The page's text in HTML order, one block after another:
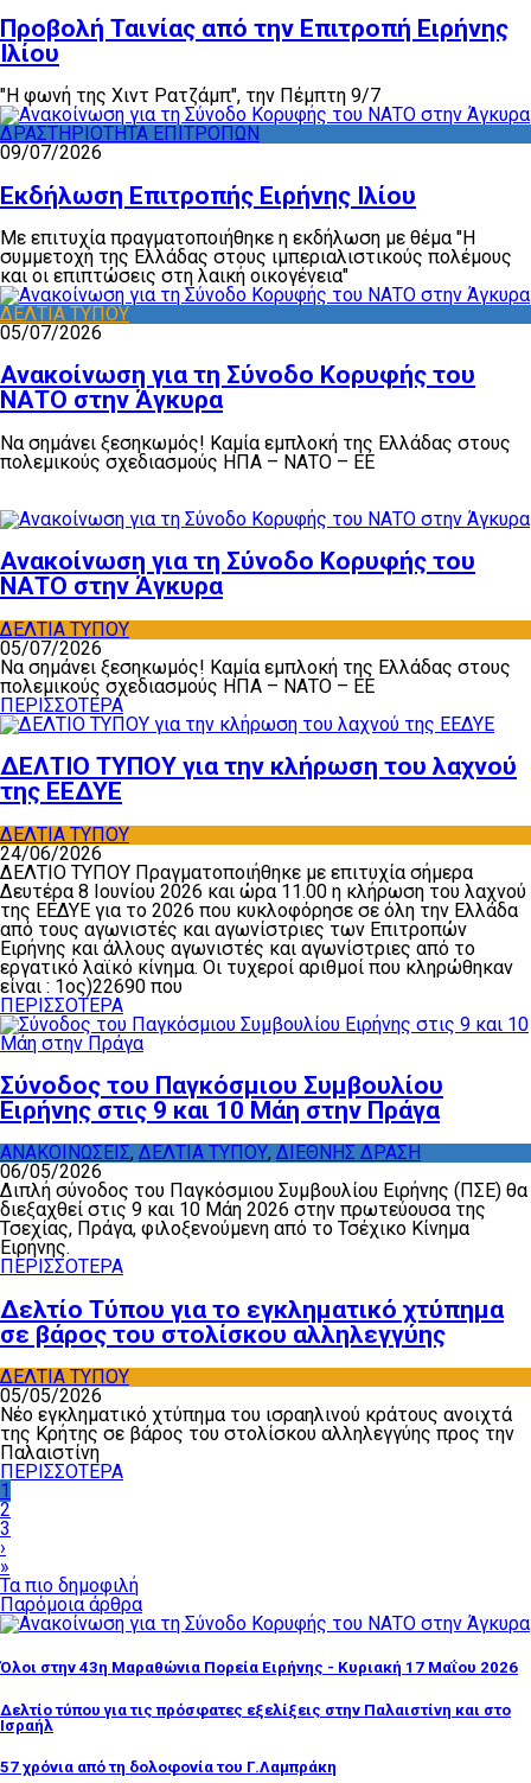
Προβολή Ταινίας από την Επιτροπή Ειρήνης
Ιλίου
"Η φωνή της Χιντ Ρατζάμπ", την Πέμπτη 9/7
ΔΡΑΣΤΗΡΙΟΤΗΤΑ ΕΠΙΤΡΟΠΩΝ
09/07/2026
Εκδήλωση Επιτροπής Ειρήνης Ιλίου
Με επιτυχία πραγματοποιήθηκε η εκδήλωση με θέμα "Η
συμμετοχή της Ελλάδας στους ιμπεριαλιστικούς πολέμους
και οι επιπτώσεις στη λαική οικογένεια"
ΔΕΛΤΙΑ ΤΥΠΟΥ
05/07/2026
Ανακοίνωση για τη Σύνοδο Κορυφής του
ΝΑΤΟ στην Άγκυρα
Να σημάνει ξεσηκωμός! Καμία εμπλοκή της Ελλάδας στους
πολεμικούς σχεδιασμούς ΗΠΑ – ΝΑΤΟ – ΕΕ
Ανακοίνωση για τη Σύνοδο Κορυφής του
ΝΑΤΟ στην Άγκυρα
ΔΕΛΤΙΑ ΤΥΠΟΥ
05/07/2026
Να σημάνει ξεσηκωμός! Καμία εμπλοκή της Ελλάδας στους
πολεμικούς σχεδιασμούς ΗΠΑ – ΝΑΤΟ – ΕΕ
ΠΕΡΙΣΣΟΤΕΡΑ
ΔΕΛΤΙΟ ΤΥΠΟΥ για την κλήρωση του λαχνού
της ΕΕΔΥΕ
ΔΕΛΤΙΑ ΤΥΠΟΥ
24/06/2026
ΔΕΛΤΙΟ ΤΥΠΟΥ Πραγματοποιήθηκε με επιτυχία σήμερα
Δευτέρα 8 Ιουνίου 2026 και ώρα 11.00 η κλήρωση του λαχνού
της ΕΕΔΥΕ για το 2026 που κυκλοφόρησε σε όλη την Ελλάδα
από τους αγωνιστές και αγωνίστριες των Επιτροπών
Ειρήνης και άλλους αγωνιστές και αγωνίστριες από το
εργατικό λαϊκό κίνημα. Οι τυχεροί αριθμοί που κληρώθηκαν
είναι : 1ος)22690 που
ΠΕΡΙΣΣΟΤΕΡΑ
Σύνοδος του Παγκόσμιου Συμβουλίου
Ειρήνης στις 9 και 10 Μάη στην Πράγα
ΑΝΑΚΟΙΝΩΣΕΙΣ, ΔΕΛΤΙΑ ΤΥΠΟΥ, ΔΙΕΘΝΗΣ ΔΡΑΣΗ
06/05/2026
Διπλή σύνοδος του Παγκόσμιου Συμβουλίου Ειρήνης (ΠΣΕ) θα
διεξαχθεί στις 9 και 10 Μάη 2026 στην πρωτεύουσα της
Τσεχίας, Πράγα, φιλοξενούμενη από το Τσέχικο Κίνημα
Ειρήνης.
ΠΕΡΙΣΣΟΤΕΡΑ
Δελτίο Τύπου για το εγκληματικό χτύπημα
σε βάρος του στολίσκου αλληλεγγύης
ΔΕΛΤΙΑ ΤΥΠΟΥ
05/05/2026
Νέο εγκληματικό χτύπημα του ισραηλινού κράτους ανοιχτά
της Κρήτης σε βάρος του στολίσκου αλληλεγγύης προς την
Παλαιστίνη
ΠΕΡΙΣΣΟΤΕΡΑ
1
2
3
›
»
Τα πιο δημοφιλή
Παρόμοια άρθρα
Όλοι στην 43η Μαραθώνια Πορεία Ειρήνης - Κυριακή 17 Μαΐου 2026
Δελτίο τύπου για τις πρόσφατες εξελίξεις στην Παλαιστίνη και στο
Ισραήλ
57 χρόνια από τη δολοφονία του Γ.Λαμπράκη